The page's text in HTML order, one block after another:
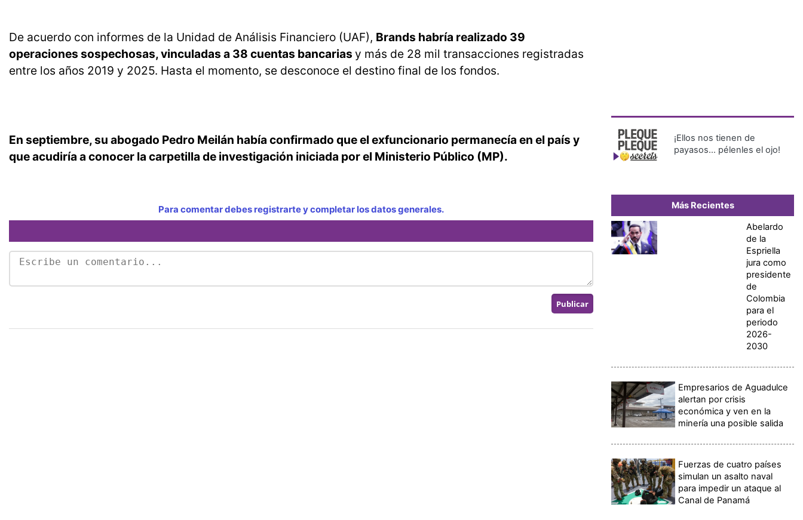
De acuerdo con informes de la Unidad de Análisis Financiero (UAF), Brands habría realizado 39
operaciones sospechosas, vinculadas a 38 cuentas bancarias y más de 28 mil transacciones registradas
entre los años 2019 y 2025. Hasta el momento, se desconoce el destino final de los fondos.
En septiembre, su abogado Pedro Meilán había confirmado que el exfuncionario permanecía en el país y
que acudiría a conocer la carpetilla de investigación iniciada por el Ministerio Público (MP).
Para comentar debes registrarte y completar los datos generales.
¡Ellos nos tienen de
payasos… pélenles el ojo!
Más Recientes
Abelardo
de la
Espriella
jura como
presidente
de
Colombia
para el
periodo
2026-
2030
Empresarios de Aguadulce
alertan por crisis
económica y ven en la
minería una posible salida
Fuerzas de cuatro países
simulan un asalto naval
para impedir un ataque al
Canal de Panamá